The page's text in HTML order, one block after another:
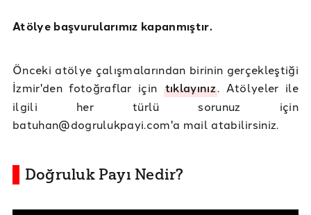
Atölye başvurularımız kapanmıştır.
Önceki atölye çalışmalarından birinin gerçekleştiği
İzmir'den fotoğraflar için tıklayınız. Atölyeler ile
ilgili her türlü sorunuz için
batuhan@dogrulukpayi.com'a mail atabilirsiniz.
Doğruluk Payı Nedir?